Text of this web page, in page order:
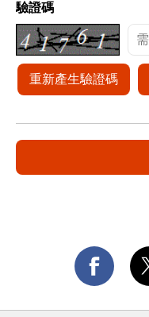
驗證碼
重新產生驗證碼